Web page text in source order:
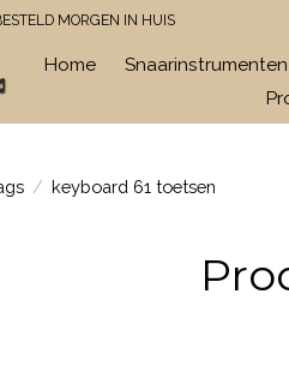
MORGEN IN HUIS
Home Snaarinstrumenten
/ keyboard 61 toetsen